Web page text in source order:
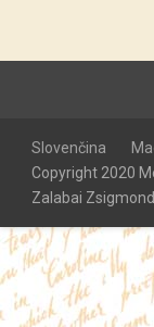
Slovenčina
Copyright 2020
Zalabai